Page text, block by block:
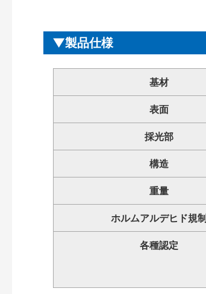
製品仕様
基材
表面
採光部
構造
重量
ホルムアルデヒド規制
各種認定